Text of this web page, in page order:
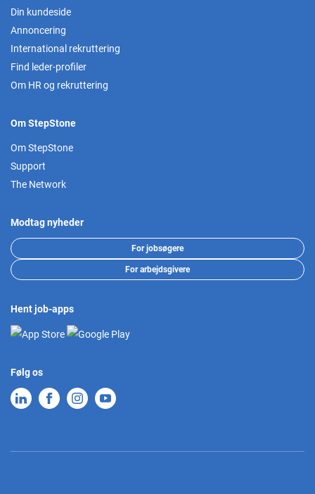
Din kundeside
Annoncering
International rekruttering
Find leder-profiler
Om HR og rekruttering
Om StepStone
Om StepStone
Support
The Network
Modtag nyheder
For jobsøgere
For arbejdsgivere
Hent job-apps
Følg os